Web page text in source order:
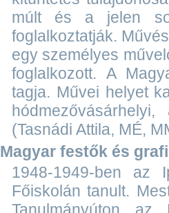
múlt és a jelen
foglalkoztatják.
egy személyes
foglalkozott. A
tagja. Művei helyet
(Tasnádi Attila, MÉ,
Magyar festők és
1948-1949-ben az
Főiskolán tanult.